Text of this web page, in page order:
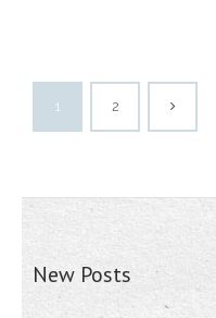
1 2
New Posts